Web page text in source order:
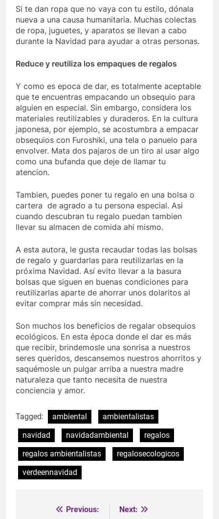
Si te dan ropa que no vaya con tu estilo, dónala
nueva a una causa humanitaria. Muchas colectas
de ropa, juguetes, y aparatos se llevan a cabo
durante la Navidad para ayudar a otras personas.
Reduce y reutiliza los empaques de regalos
Y como es epoca de dar, es totalmente aceptable
que te encuentras empacando un obsequio para
alguien en especial. Sin embargo, considera los
materiales reutilizables y duraderos. En la cultura
japonesa, por ejemplo, se acostumbra a empacar
obsequios con Furoshiki, una tela o panuelo para
envolver. Mata dos pajaros de un tiro al usar algo
como una bufanda que deje de llamar tu
atencion.
Tambien, puedes poner tu regalo en una bolsa o
cartera de agrado a tu persona especial. Asi
cuando descubran tu regalo puedan tambien
llevar su almacen de comida ahi mismo.
A esta autora, le gusta recaudar todas las bolsas
de regalo y guardarlas para reutilizarlas en la
próxima Navidad. Así evito llevar a la basura
bolsas que siguen en buenas condiciones para
reutilizarlas aparte de ahorrar unos dolaritos al
evitar comprar más sin necesidad.
Son muchos los beneficios de regalar obsequios
ecológicos. En esta época donde el dar es más
que recibir, brindemosle una sonrisa a nuestros
seres queridos, descansemos nuestros ahorritos y
saquémosle un pulgar arriba a nuestra madre
naturaleza que tanto necesita de nuestra
conciencia y amor.
Tagged: ambiental
ambientalistas
navidad
navidadambiental
regalos
regalos ambientalistas
regalosecologicos
verdeennavidad
Previous:
Next: